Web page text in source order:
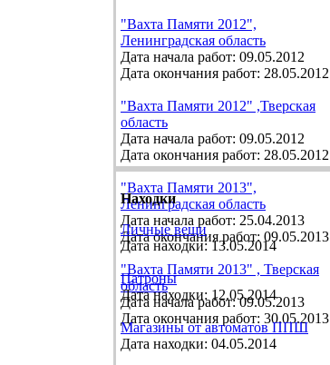
"Вахта Памяти 2012",
Ленинградская область
Дата начала работ: 09.05.2012
Дата окончания работ: 28.05.2012
"Вахта Памяти 2012" ,Тверская
область
Дата начала работ: 09.05.2012
Дата окончания работ: 28.05.2012
"Вахта Памяти 2013",
Ленинградская область
Дата начала работ: 25.04.2013
Дата окончания работ: 09.05.2013
"Вахта Памяти 2013" , Тверская
область
Дата начала работ: 09.05.2013
Дата окончания работ: 30.05.2013
Находки
Личные вещи
Дата находки: 13.05.2014
Патроны
Дата находки: 12.05.2014
Магазины от автоматов ППШ
Дата находки: 04.05.2014